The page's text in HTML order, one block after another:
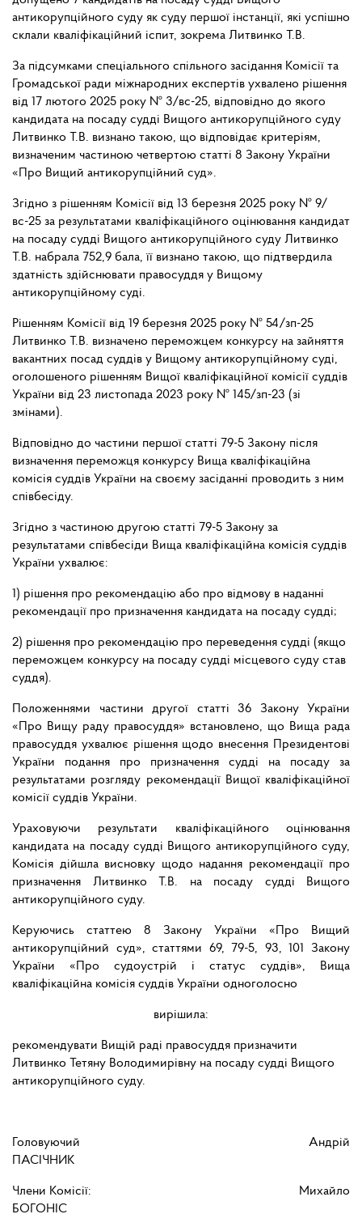
антикорупційного суду як суду першої інстанції, які успішно
склали кваліфікаційний іспит, зокрема Литвинко Т.В.
За підсумками спеціального спільного засідання Комісії та
Громадської ради міжнародних експертів ухвалено рішення
від 17 лютого 2025 року № 3/вс-25, відповідно до якого
кандидата на посаду судді Вищого антикорупційного суду
Литвинко Т.В. визнано такою, що відповідає критеріям,
визначеним частиною четвертою статті 8 Закону України
«Про Вищий антикорупційний суд».
Згідно з рішенням Комісії від 13 березня 2025 року № 9/
вс-25 за результатами кваліфікаційного оцінювання кандидат
на посаду судді Вищого антикорупційного суду Литвинко
Т.В. набрала 752,9 бала, її визнано такою, що підтвердила
здатність здійснювати правосуддя у Вищому
антикорупційному суді.
Рішенням Комісії від 19 березня 2025 року № 54/зп-25
Литвинко Т.В. визначено переможцем конкурсу на зайняття
вакантних посад суддів у Вищому антикорупційному суді,
оголошеного рішенням Вищої кваліфікаційної комісії суддів
України від 23 листопада 2023 року № 145/зп-23 (зі
змінами).
Відповідно до частини першої статті 79-5 Закону після
визначення переможця конкурсу Вища кваліфікаційна
комісія суддів України на своєму засіданні проводить з ним
співбесіду.
Згідно з частиною другою статті 79-5 Закону за
результатами співбесіди Вища кваліфікаційна комісія суддів
України ухвалює:
1) рішення про рекомендацію або про відмову в наданні
рекомендації про призначення кандидата на посаду судді;
2) рішення про рекомендацію про переведення судді (якщо
переможцем конкурсу на посаду судді місцевого суду став
суддя).
Положеннями частини другої статті 36 Закону України
«Про Вищу раду правосуддя» встановлено, що Вища рада
правосуддя ухвалює рішення щодо внесення Президентові
України подання про призначення судді на посаду за
результатами розгляду рекомендації Вищої кваліфікаційної
комісії суддів України.
Ураховуючи результати кваліфікаційного оцінювання
кандидата на посаду судді Вищого антикорупційного суду,
Комісія дійшла висновку щодо надання рекомендації про
призначення Литвинко Т.В. на посаду судді Вищого
антикорупційного суду.
Керуючись статтею 8 Закону України «Про Вищий
антикорупційний суд», статтями 69, 79-5, 93, 101 Закону
України «Про судоустрій і статус суддів», Вища
кваліфікаційна комісія суддів України одноголосно
вирішила:
рекомендувати Вищій раді правосуддя призначити
Литвинко Тетяну Володимирівну на посаду судді Вищого
антикорупційного суду.
Головуючий Андрій
ПАСІЧНИК
Члени Комісії: Михайло
БОГОНІС